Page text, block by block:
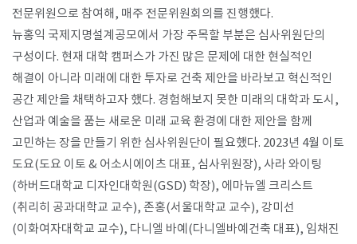
전문위원으로 참여해, 매주 전문위원회의를 진행했다.
뉴홍익 국제지명설계공모에서 가장 주목할 부분은 심사위원단의
구성이다. 현재 대학 캠퍼스가 가진 많은 문제에 대한 현실적인
해결이 아니라 미래에 대한 투자로 건축 제안을 바라보고 혁신적인
공간 제안을 채택하고자 했다. 경험해보지 못한 미래의 대학과 도시,
산업과 예술을 품는 새로운 미래 교육 환경에 대한 제안을 함께
고민하는 장을 만들기 위한 심사위원단이 필요했다. 2023년 4월 이토
도요(도요 이토 & 어소시에이츠 대표, 심사위원장), 사라 와이팅
(하버드대학교 디자인대학원(GSD) 학장), 에마뉴엘 크리스트
(취리히 공과대학교 교수), 존홍(서울대학교 교수), 강미선
(이화여자대학교 교수), 다니엘 바예(다니엘바예건축 대표), 임채진